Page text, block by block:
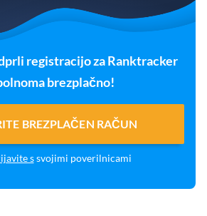
registracijo za Ranktracker
brezplačno!
BREZPLAČEN RAČUN
ssvojimi poverilnicami